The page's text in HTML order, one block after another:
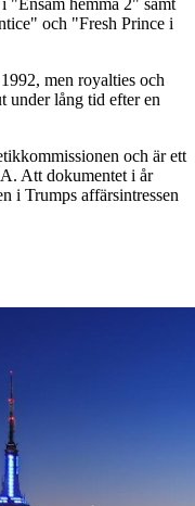
"Ensam hemma 2" samt
och "Fresh Prince i
men royalties och
under lång tid efter en
och är ett
Att dokumentet i år
i Trumps affärsintressen